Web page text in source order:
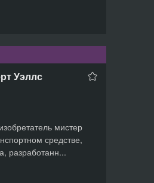
Уэллс
мистер
средстве,
разработанн...